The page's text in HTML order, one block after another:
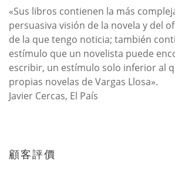
«Sus libros contienen la más
persuasiva visión de la novela y del
de la que tengo noticia; también
estímulo que un novelista puede
escribir, un estímulo solo inferior al
propias novelas de Vargas Llosa».
Javier Cercas, El País
顧客評價